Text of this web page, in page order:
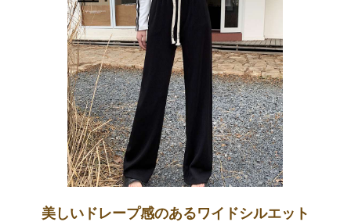
美しいドレープ感のあるワイドシルエット